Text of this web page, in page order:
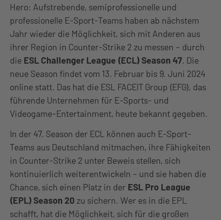
Hero: Aufstrebende, semiprofessionelle und
professionelle E-Sport-Teams haben ab nächstem
Jahr wieder die Möglichkeit, sich mit Anderen aus
ihrer Region in Counter-Strike 2 zu messen – durch
die ESL Challenger League (ECL) Season 47. Die
neue Season findet vom 13. Februar bis 9. Juni 2024
online statt. Das hat die ESL FACEIT Group (EFG), das
führende Unternehmen für E-Sports- und
Videogame-Entertainment, heute bekannt gegeben.
In der 47. Season der ECL können auch E-Sport-
Teams aus Deutschland mitmachen, ihre Fähigkeiten
in Counter-Strike 2 unter Beweis stellen, sich
kontinuierlich weiterentwickeln – und sie haben die
Chance, sich einen Platz in der ESL Pro League
(EPL) Season 20 zu sichern. Wer es in die EPL
schafft, hat die Möglichkeit, sich für die großen